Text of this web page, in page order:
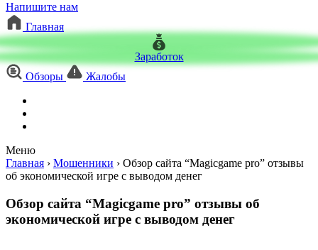
Напишите нам
Главная
Заработок
Обзоры
Жалобы
Меню
Главная › Мошенники › Обзор сайта “Magicgame pro” отзывы
об экономической игре с выводом денег
Обзор сайта “Magicgame pro” отзывы об
экономической игре с выводом денег